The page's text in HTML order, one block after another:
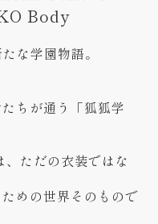
Body
な学園物語。
ちが通う「狐狐学
ただの衣装ではな
めの世界そのもので